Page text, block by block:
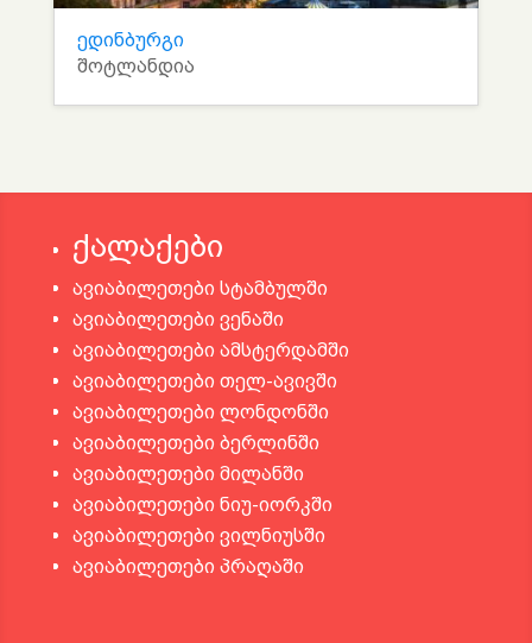
ედინბურგი
შოტლანდია
ქალაქები
ავიაბილეთები სტამბულში
ავიაბილეთები ვენაში
ავიაბილეთები ამსტერდამში
ავიაბილეთები თელ-ავივში
ავიაბილეთები ლონდონში
ავიაბილეთები ბერლინში
ავიაბილეთები მილანში
ავიაბილეთები ნიუ-იორკში
ავიაბილეთები ვილნიუსში
ავიაბილეთები პრაღაში